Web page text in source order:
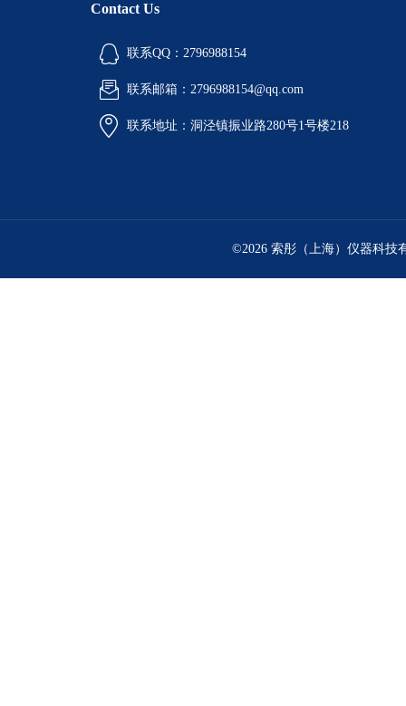
Contact Us
联系QQ：2796988154
联系邮箱：2796988154@qq.com
联系地址：洞泾镇振业路280号1号楼218
©2026 索彤（上海）仪器科技